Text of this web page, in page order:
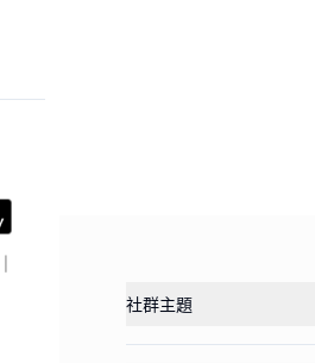
社群主題